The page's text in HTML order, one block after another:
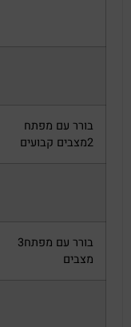
בורר עם מפתח
2מצבים קבועים
בורר עם מפתח3
מצבים